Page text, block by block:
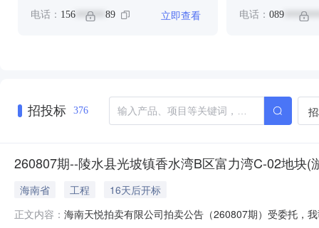
电话： 156 ****** 89 立即查看 电话： 089
招投标 376
260807期--陵水县光坡镇香水湾B区富力湾C-02地块
海南省 工程
16天后开标
正文内容： 海南天悦拍卖有限公司拍卖公告（260807期）受委托，